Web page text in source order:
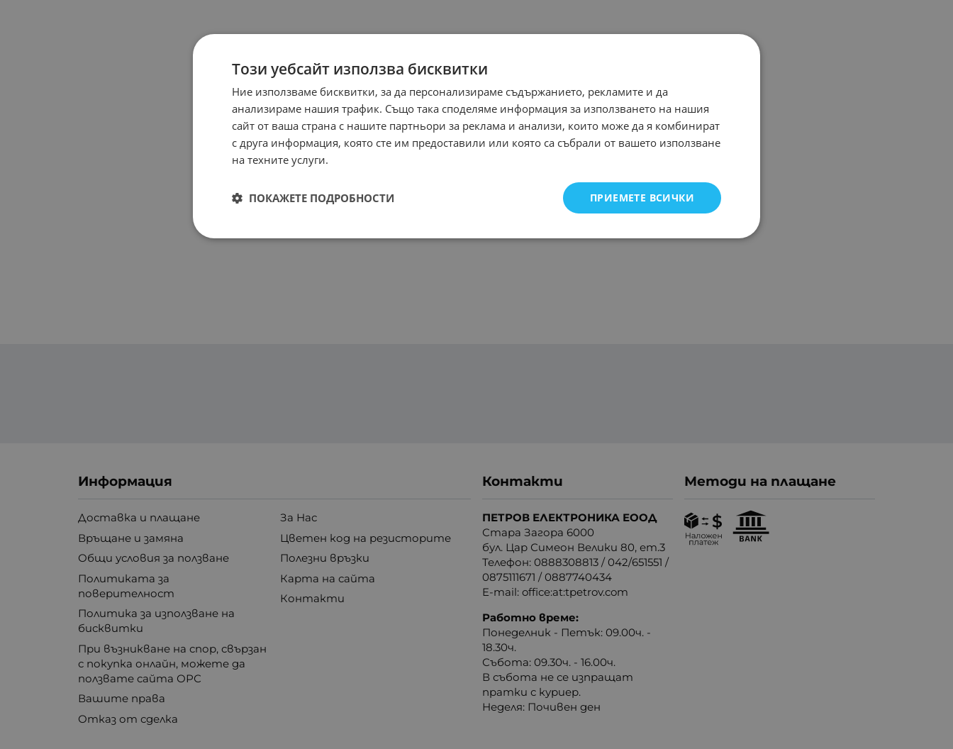
Информация
Доставка и плащане
Връщане и замяна
Общи условия за ползване
Политиката за
поверителност
Политика за използване на
бисквитки
При възникване на спор, свързан
с покупка онлайн, можете да
ползвате сайта ОРС
Вашите права
Отказ от сделка
За Нас
Цветен код на резисторите
Полезни връзки
Карта на сайта
Контакти
Контакти
ПЕТРОВ ЕЛЕКТРОНИКА ЕООД
Стара Загора 6000
бул. Цар Симеон Велики 80, ет.3
Телефон:0888308813 /042/651551 /
0875111671 /0887740434
E-mail:office:at:tpetrov.com
Работно време:
Понеделник - Петък: 09.00ч. -
18.30ч.
Събота: 09.30ч. - 16.00ч.
В събота не се изпращат
пратки с куриер.
Неделя: Почивен ден
Методи на плащане
Този уебсайт използва бисквитки
Ние използваме бисквитки, за да персонализираме съдържанието, рекламите и да
анализираме нашия трафик. Също така споделяме информация за използването на нашия
сайт от ваша страна с нашите партньори за реклама и анализи, които може да я комбинират
с друга информация, която сте им предоставили или която са събрали от вашето използване
на техните услуги.
ПРИЕМЕТЕ ВСИЧКИ
ПОКАЖЕТЕ ПОДРОБНОСТИ